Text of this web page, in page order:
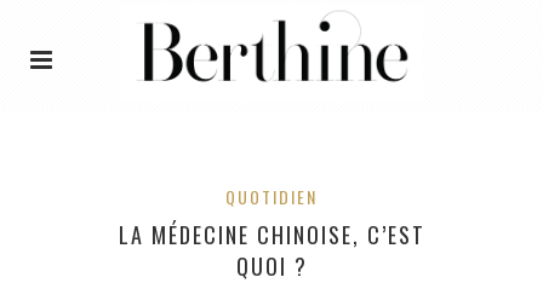
QUOTIDIEN
LA MÉDECINE CHINOISE, C’EST
QUOI ?